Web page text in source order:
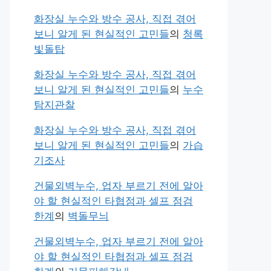
화장실 누수와 방수 공사, 직접 겪어
보니 알게 된 현실적인 고민들의 청록
빛돌탑
화장실 누수와 방수 공사, 직접 겪어
보니 알게 된 현실적인 고민들의 누수
탐지관찰
화장실 누수와 방수 공사, 직접 겪어
보니 알게 된 현실적인 고민들의 가습
기조사
건물외벽누수, 업자 부르기 전에 알아
야 할 현실적인 타협점과 셀프 점검
한계 의 벽돌무늬
건물외벽누수, 업자 부르기 전에 알아
야 할 현실적인 타협점과 셀프 점검